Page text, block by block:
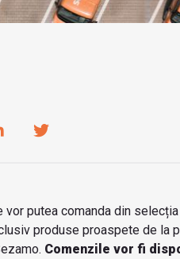
putea comanda din
produse proaspete de la
Comenzile vor fi